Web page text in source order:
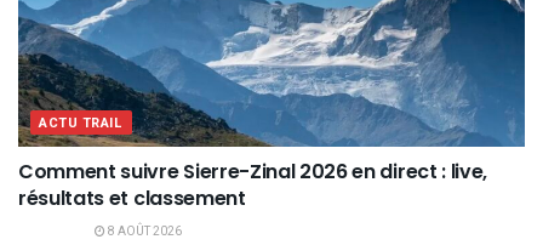
ACTU TRAIL
Comment suivre Sierre-Zinal 2026 en direct : live,
résultats et classement
8 AOÛT 2026